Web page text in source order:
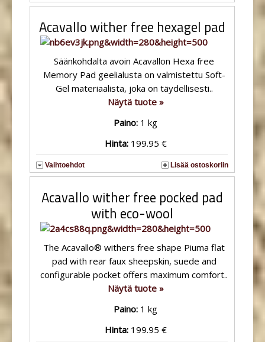
Acavallo wither free hexagel pad
Säänkohdalta avoin Acavallon Hexa free
Memory Pad geelialusta on valmistettu Soft-
Gel materiaalista, joka on täydellisesti..
Näytä tuote »
Paino: 1 kg
Hinta: 199.95 €
Vaihtoehdot Lisää ostoskoriin
Acavallo wither free pocked pad
with eco-wool
The Acavallo® withers free shape Piuma flat
pad with rear faux sheepskin, suede and
configurable pocket offers maximum comfort..
Näytä tuote »
Paino: 1 kg
Hinta: 199.95 €